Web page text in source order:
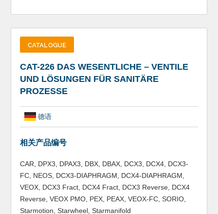
CATALOGUE
CAT-226 DAS WESENTLICHE – VENTILE
UND LÖSUNGEN FÜR SANITÄRE
PROZESSE
德语
相关产品编号
CAR, DPX3, DPAX3, DBX, DBAX, DCX3, DCX4, DCX3-
FC, NEOS, DCX3-DIAPHRAGM, DCX4-DIAPHRAGM,
VEOX, DCX3 Fract, DCX4 Fract, DCX3 Reverse, DCX4
Reverse, VEOX PMO, PEX, PEAX, VEOX-FC, SORIO,
Starmotion, Starwheel, Starmanifold